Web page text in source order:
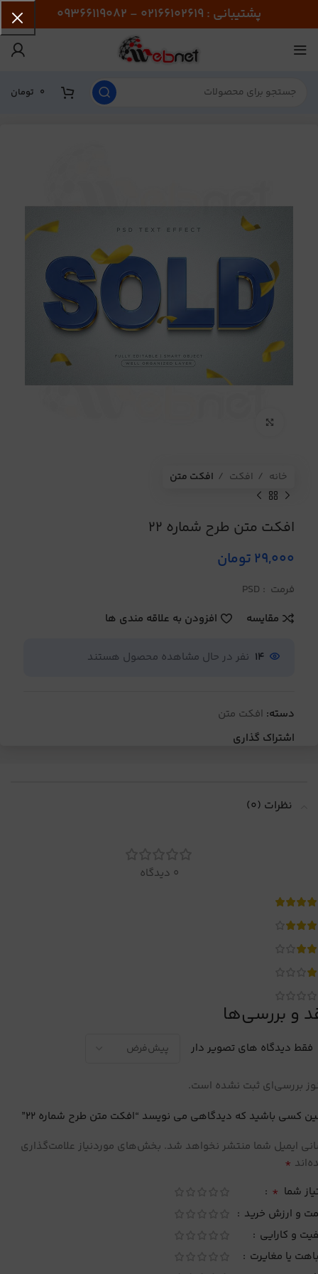
پشتیبانی : 02166102619 - 09366119082
0 تومان
خانه افکت افکت متن
افکت متن طرح شماره 22
29,000تومان
فرمت : PSD
مقایسه
افزودن به علاقه مندی ها
14 نفر در حال مشاهده محصول هستند
دسته: افکت متن
اشتراک گذاری
نظرات (0)
0 دیدگاه
و بررسی‌ها
فقط دیدگاه های تصویر دار
بررسی‌ای ثبت نشده است.
کسی باشید که دیدگاهی می نویسد “افکت متن طرح شماره 22”
ایمیل شما منتشر نخواهد شد. بخش‌های موردنیاز علامت‌گذاری
*
شما *
و ارزش خرید
و کارایی
یا مغایرت